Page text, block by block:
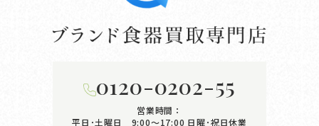
0120-0202-55
営業時間：
平日･土曜日 9:00〜17:00 日曜･祝日休業